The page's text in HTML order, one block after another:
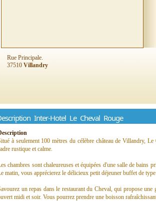
Rue Principale.
37510 Villandry
Inter-Hotel Le Cheval Rouge
à seulement 100 mètres du célèbre château de Villandry,
rustique et calme.
chambres sont chaleureuses et équipées d'une salle de bains
matin, vous apprécierez le délicieux petit déjeuner buffet de
un repas dans le restaurant du Cheval, qui propose
midi et soir. Vous pourrez prendre une boisson